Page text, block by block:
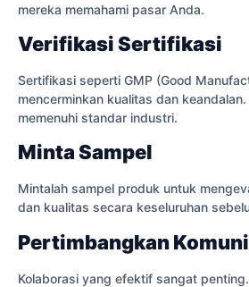
mereka memahami pasar Anda.
Verifikasi Sertifikasi
Sertifikasi seperti GMP (Good
mencerminkan kualitas dan
memenuhi standar industri.
Minta Sampel
Mintalah sampel produk untuk
dan kualitas secara keseluruhan
Pertimbangkan
Kolaborasi yang efektif sangat